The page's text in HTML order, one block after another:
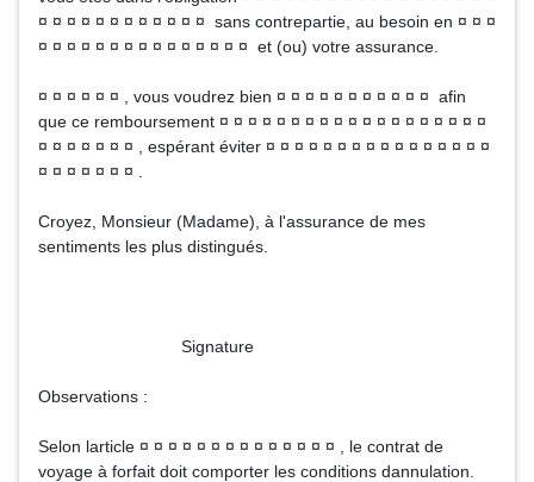
¤ ¤ ¤ ¤ ¤ ¤ ¤ ¤ ¤ ¤ ¤ ¤ sans contrepartie, au besoin en ¤ ¤ ¤
¤ ¤ ¤ ¤ ¤ ¤ ¤ ¤ ¤ ¤ ¤ ¤ ¤ ¤ ¤ et (ou) votre assurance.
¤ ¤ ¤ ¤ ¤ ¤ , vous voudrez bien ¤ ¤ ¤ ¤ ¤ ¤ ¤ ¤ ¤ ¤ ¤ afin
que ce remboursement ¤ ¤ ¤ ¤ ¤ ¤ ¤ ¤ ¤ ¤ ¤ ¤ ¤ ¤ ¤ ¤ ¤ ¤ ¤
¤ ¤ ¤ ¤ ¤ ¤ ¤ , espérant éviter ¤ ¤ ¤ ¤ ¤ ¤ ¤ ¤ ¤ ¤ ¤ ¤ ¤ ¤ ¤ ¤
¤ ¤ ¤ ¤ ¤ ¤ ¤ .
Croyez, Monsieur (Madame), à l'assurance de mes
sentiments les plus distingués.
Signature
Observations :
Selon larticle ¤ ¤ ¤ ¤ ¤ ¤ ¤ ¤ ¤ ¤ ¤ ¤ ¤ ¤ , le contrat de
voyage à forfait doit comporter les conditions dannulation.